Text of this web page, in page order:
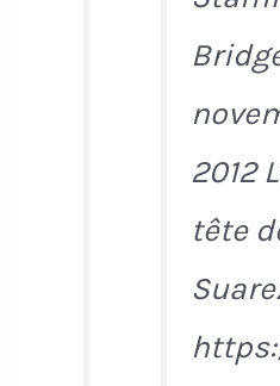
2012
tête